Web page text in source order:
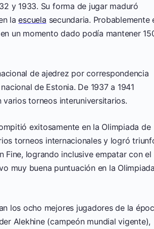
y 1933. Su forma de jugar maduró
laescuela secundaria. Probablemente
un momento dado podía mantener
de ajedrez por correspondencia
de Estonia. De 1937 a 1941
torneos interuniversitarios.
exitosamente en la Olimpiada de
torneos internacionales y logró
Fine, logrando inclusive empatar con el
muy buena puntuación en la Olimpiada
los ocho mejores jugadores de la
Alekhine (campeón mundial vigente),